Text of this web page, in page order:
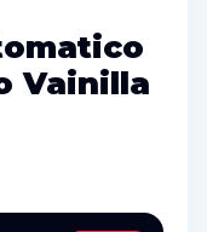
Vainilla